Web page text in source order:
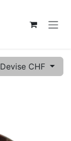
Devise CHF